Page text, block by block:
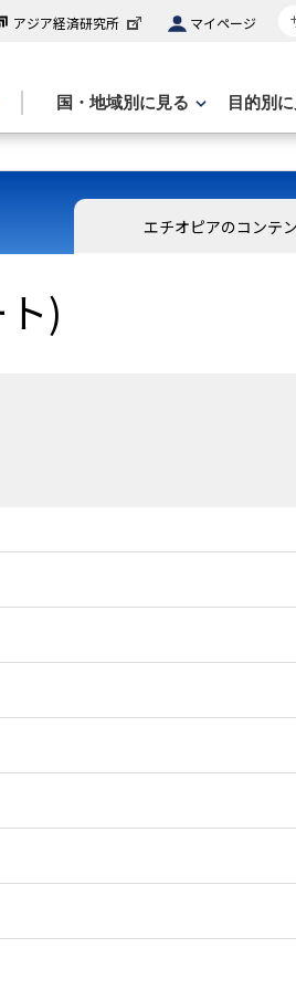
アジア経済研究所 マイページ
国・地域別に見る 目的別
エチオピアのコンテ
)